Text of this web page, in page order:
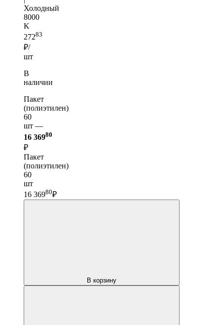
Холодный
8000
K
27283
₽/
шт
В
наличии
Пакет
(полиэтилен)
60
шт —
16 36980
₽
Пакет
(полиэтилен)
60
шт
16 36980₽
В корзину